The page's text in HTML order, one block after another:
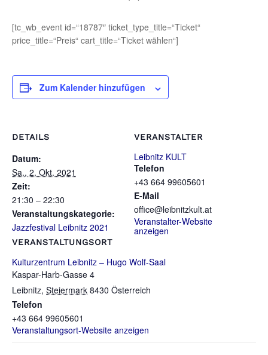
[tc_wb_event id=“18787″ ticket_type_title=“Ticket“
price_title=“Preis“ cart_title=“Ticket wählen“]
Zum Kalender hinzufügen
DETAILS
Datum:
Sa., 2. Okt. 2021
Zeit:
21:30 – 22:30
Veranstaltungskategorie:
Jazzfestival Leibnitz 2021
VERANSTALTUNGSORT
Kulturzentrum Leibnitz – Hugo Wolf-Saal
Kaspar-Harb-Gasse 4
Leibnitz, Steiermark 8430 Österreich
Telefon
‭+43 664 99605601
Veranstaltungsort-Website anzeigen
VERANSTALTER
Leibnitz KULT
Telefon
+43 664 99605601
E-Mail
office@leibnitzkult.at
Veranstalter-Website
anzeigen